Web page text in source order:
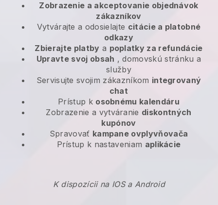
Zobrazenie a akceptovanie objednávok
zákazníkov
Vytvárajte a odosielajte citácie a platobné
odkazy
Zbierajte platby a poplatky za refundácie
Upravte svoj obsah , domovskú stránku a
služby
Servisujte svojim zákazníkom integrovaný
chat
Prístup k osobnému kalendáru
Zobrazenie a vytváranie diskontných
kupónov
Spravovať kampane ovplyvňovača
Prístup k nastaveniam aplikácie
K dispozícii na IOS a Android